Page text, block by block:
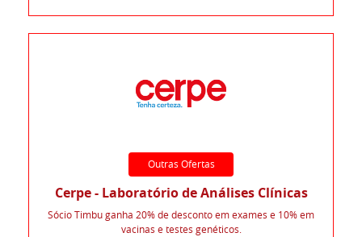
Outras Ofertas
Cerpe - Laboratório de Análises Clínicas
Sócio Timbu ganha 20% de desconto em exames e 10% em
vacinas e testes genéticos.